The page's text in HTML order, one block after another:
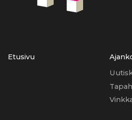
Etusivu